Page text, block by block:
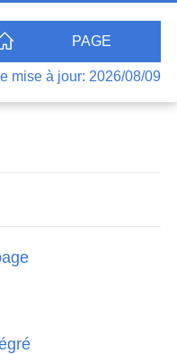
PAGE
D'ACCUEIL
mise à jour: 2026/08/09